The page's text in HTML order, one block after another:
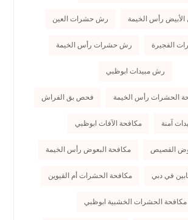
رأس الخيمة رش حشرات العين
الفجيرة رش حشرات رأس الخيمة
رش مبيدات ابوظبي
الحشرات رأس الخيمة فحص بق الفراش
آمنة مكافحة الآفات ابوظبي
القصيص مكافحة البعوض رأس الخيمة
في دبي مكافحة الحشرات أم القيوين
مكافحة الحشرات الخشبية ابوظبي